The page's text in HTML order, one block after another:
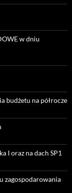
w dniu
budżetu na półrocze
I oraz na dach SP1
zagospodarowania